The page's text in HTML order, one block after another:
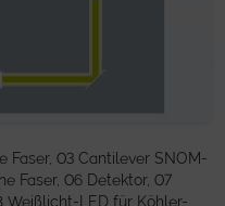
Faser, 03 Cantilever SNOM-
Faser, 06 Detektor, 07
Weißlicht-LED für Köhler-